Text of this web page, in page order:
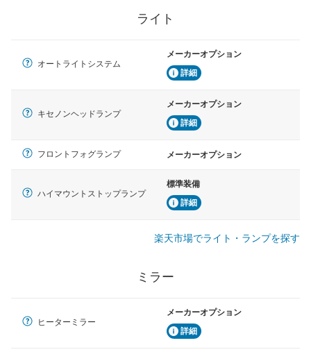
ライト
オートライトシステム
メーカーオプション
詳細
キセノンヘッドランプ
メーカーオプション
詳細
フロントフォグランプ メーカーオプション
ハイマウントストップランプ
標準装備
詳細
楽天市場でライト・ランプを探す
ミラー
ヒーターミラー
メーカーオプション
詳細